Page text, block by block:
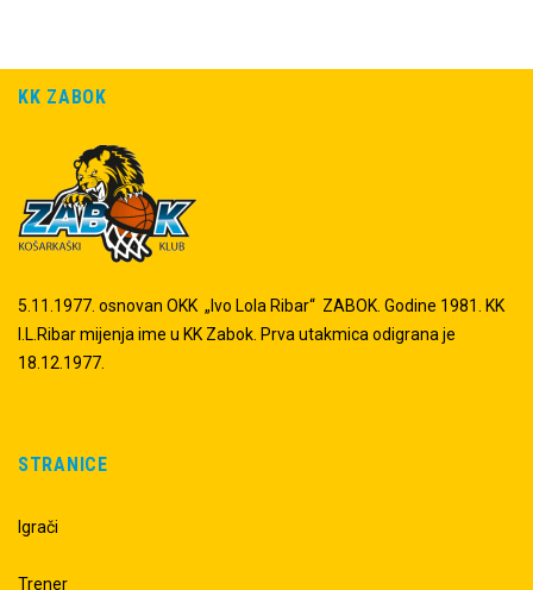
KK ZABOK
5.11.1977. osnovan OKK „Ivo Lola Ribar“ ZABOK. Godine 1981. KK
I.L.Ribar mijenja ime u KK Zabok. Prva utakmica odigrana je
18.12.1977.
STRANICE
Igrači
Trener